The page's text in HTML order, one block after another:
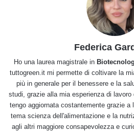
Federica
Ho una laurea magistrale in
tuttogreen.it mi permette di coltivare la
più in generale per il benessere e la
studi, grazie alla mia esperienza di
tengo aggiornata costantemente grazie a
tema scienza dell'alimentazione e la
agli altri maggiore consapevolezza e